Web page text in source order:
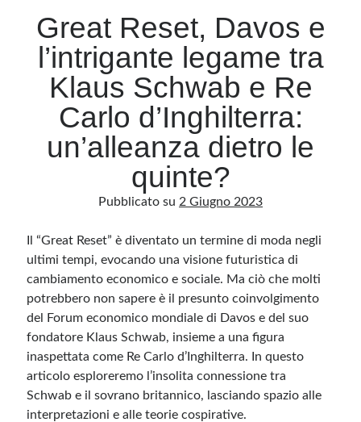
Archivio
Categorie
Categorie
senza alcuna periodicità. Non può pertanto considerarsi un prodotto editoriale ai
sensi della legge n· 62 del 7.03.2001. L’autore non è responsabile di quanto
pubblicato dai lettori nei commenti ai vari post. Saranno comunque cancellati quelli
ritenuti offensivi o lesivi dell’immagine o dell’onorabilità di terzi, di genere spam,
razzisti o che contengano dati personali non conformi al rispetto delle norme sulla
privacy. Alcune immagini inserite in questo blog sono tratte da Internet e, pertanto,
considerate di pubblico dominio. Qualora la loro pubblicazione violasse eventuali
diritti d’autore, vi invito a comunicarlo via e-mail a info[at]dinovalle.it e saranno
tramite link né del loro contenuto, che può essere soggetto a variazioni nel tempo.
Meta
Great Reset, Davos e
l’intrigante legame tra
Klaus Schwab e Re
Carlo d’Inghilterra:
un’alleanza dietro le
quinte?
Pubblicato su 2 Giugno 2023
Il “Great Reset” è diventato un termine di moda negli
ultimi tempi, evocando una visione futuristica di
cambiamento economico e sociale. Ma ciò che molti
potrebbero non sapere è il presunto coinvolgimento
del Forum economico mondiale di Davos e del suo
fondatore Klaus Schwab, insieme a una figura
inaspettata come Re Carlo d’Inghilterra. In questo
articolo esploreremo l’insolita connessione tra
Schwab e il sovrano britannico, lasciando spazio alle
interpretazioni e alle teorie cospirative.